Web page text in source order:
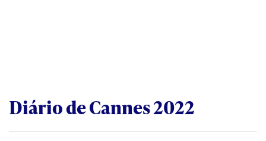
Diário de Cannes 2022